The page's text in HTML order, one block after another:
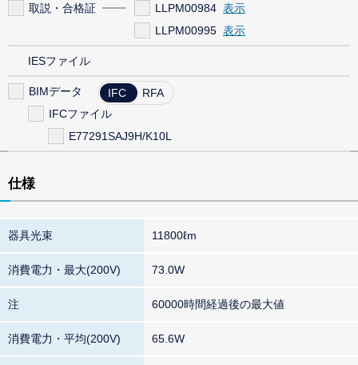
取説・合格証
LLPM00984
LLPM00995
IESファイル
BIMデータ IFC
RFA
IFCファイル
E77291SAJ9H/K10L
仕様
器具光束 11800ℓm
消費電力・最大(200V) 73.0W
注 60000時間経過後の最大値
消費電力・平均(200V) 65.6W